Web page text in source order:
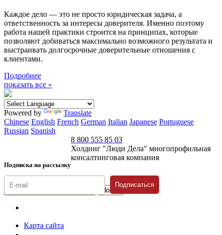
Каждое дело — это не просто юридическая задача, а
ответственность за интересы доверителя. Именно поэтому
работа нашей практики строится на принципах, которые
позволяют добиваться максимально возможного результата и
выстраивать долгосрочные доверительные отношения с
клиентами.
Подробнее
показать все »
Powered by
Translate
Chinese English French German Italian Japanese Portuguese
Russian Spanish
Подписка на рассылку
8 800 555 85 03
Холдинг "Люди Дела" многопрофильная
консалтинговая компания
Подписаться
Карта сайта